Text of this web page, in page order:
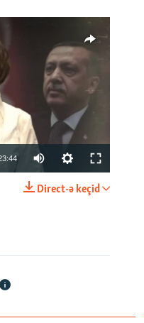
available
Direct-ə keçid